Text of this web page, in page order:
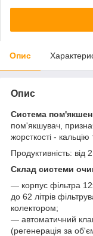
Опис
Опис
Система
пом'якшувач,
жорсткості - кальцію
Продуктивність: від
Склад системи
— корпус фільтра
до 62 літрів
колектором;
— автоматичний
(регенерація за